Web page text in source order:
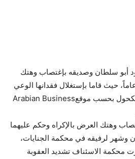
أبو سلطان وصديقه بإغتصاب وهتك
فتاة فرنسية تبلغ 19عاماً، حيث قاما بإستغلال فقدانها الوعي
نتيجة الإفراط في تناولها للكحول بحسب موقعArabian Business
وهتك العرض بالإكراه وحكم عليهما
سلطان وشهر لرفيقه في محكمة الجنايات،
محكمة الاسئناف تشديد العقوبة